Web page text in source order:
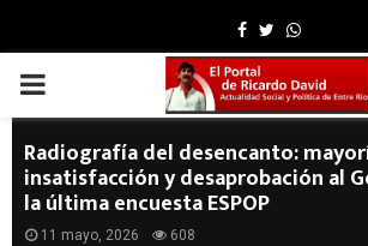
Facebook
TwitterWhatsapp
PRIMARY
MENU
Radiografía del desencanto:
insatisfacción y desaprobación al
la última encuesta ESPOP
11 mayo, 2026 608